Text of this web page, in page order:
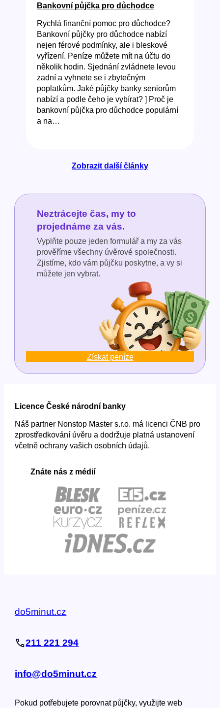
Bankovní půjčka pro důchodce
Rychlá finanční pomoc pro důchodce?
Bankovní půjčky pro důchodce nabízí
nejen férové podmínky, ale i bleskové
vyřízení. Peníze můžete mít na účtu do
několik hodin. Sjednání zvládnete levou
zadní a vyhnete se i zbytečným
poplatkům. Jaké půjčky banky seniorům
nabízí a podle čeho je vybírat? ] Proč je
bankovní půjčka pro důchodce populární
a na…
Zobrazit další články
Neztrácejte čas, my to
projednáme za vás.
Vyplňte pouze jeden formulář a my za vás
prověříme všechny úvěrové společnosti.
Zjistíme, kdo vám půjčku poskytne, a vy si
můžete jen vybrat.
Získat peníze
Licence České národní banky
Náš partner Nonstop Master s.r.o. má licenci ČNB pro
zprostředkování úvěru a dodržuje platná ustanovení
včetně ochrany vašich osobních údajů.
Znáte nás z médií
do5minut.cz
211 221 294
info@do5minut.cz
Pokud potřebujete porovnat půjčky, využijte web